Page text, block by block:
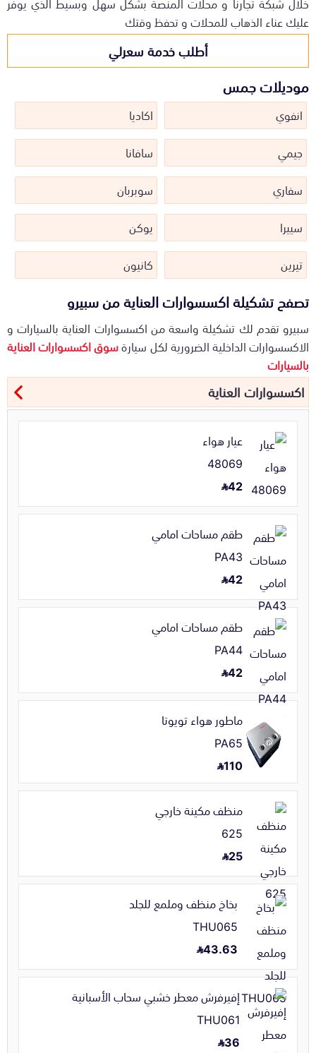
عليك عناء الذهاب للمحلات و تحفظ وقتك
أطلب خدمة سعرلي
موديلات جمس
انفوي
اكاديا
جيمي
سافانا
سفاري
سوبربان
سييرا
يوكن
تيرين
كانيون
تصفح تشكيلة اكسسوارات العناية من سبيرو
سبيرو تقدم لك تشكيلة واسعة من اكسسوارات العناية بالسيارات و
الاكسسوارات الداخلية الضرورية لكل سيارةسوق اكسسوارات العناية
بالسيارات
اكسسوارات العناية
عيار هواء
48069
42
طقم مساحات امامي
PA43
42
طقم مساحات امامي
PA44
42
ماطور هواء تويوتا
PA65
110
منظف مكينة خارجي
625
25
بخاخ منظف وملمع للجلد
THU065
43.63
إفيرفرش معطر خشبي سحاب الأسبانية
THU061
36